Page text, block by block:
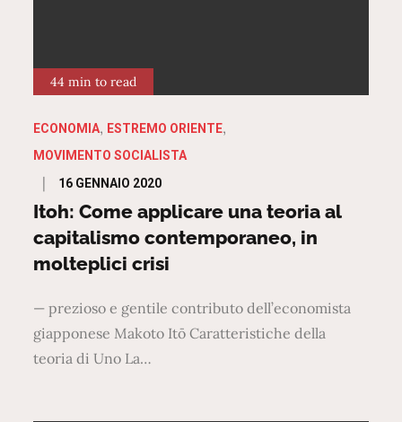
44 min to read
ECONOMIA
ESTREMO ORIENTE
MOVIMENTO SOCIALISTA
Posted
on
16 GENNAIO 2020
Itoh: Come applicare una teoria al
capitalismo contemporaneo, in
molteplici crisi
— prezioso e gentile contributo dell’economista
giapponese Makoto Itō Caratteristiche della
teoria di Uno La…